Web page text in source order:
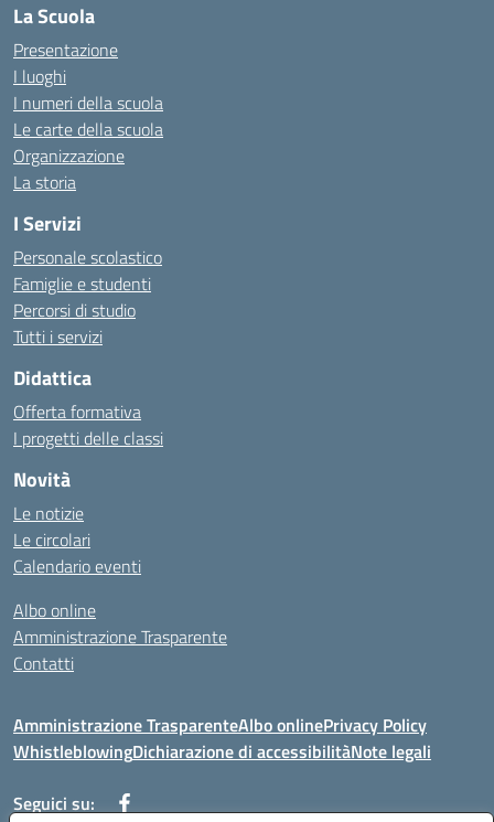
La Scuola
Presentazione
I luoghi
I numeri della scuola
Le carte della scuola
Organizzazione
La storia
I Servizi
Personale scolastico
Famiglie e studenti
Percorsi di studio
Tutti i servizi
Didattica
Offerta formativa
I progetti delle classi
Novità
Le notizie
Le circolari
Calendario eventi
Albo online
Amministrazione Trasparente
Contatti
Amministrazione TrasparenteAlbo onlinePrivacy Policy
WhistleblowingDichiarazione di accessibilitàNote legali
Seguici su: